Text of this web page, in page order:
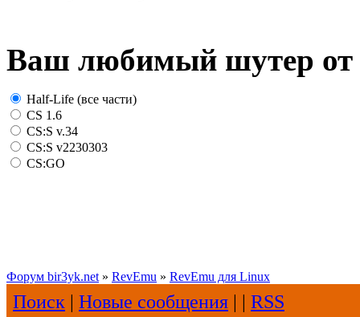
Ваш любимый шутер от
Half-Life (все части)
CS 1.6
CS:S v.34
CS:S v2230303
CS:GO
Форум bir3yk.net » RevEmu » RevEmu для Linux
Поиск | Новые сообщения | | RSS